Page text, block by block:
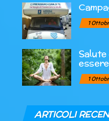
1
Salute
1
ARTICOLI